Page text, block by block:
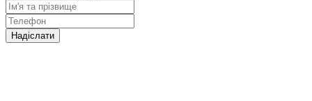
Надіслати